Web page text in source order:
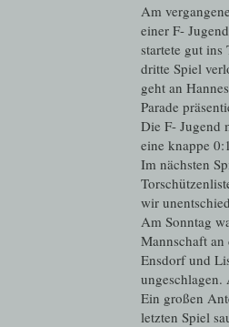
Am
einer F-
startete gut ins
dritte Spiel
geht an
Parade
Die F- Jugend
eine knappe
Im nächsten
wir
Am Sonntag
Mannschaft
Ensdorf und
ungeschlagen.
Ein großen
letzten Spiel